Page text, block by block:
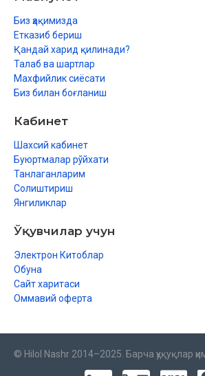
Биз ҳақимизда
Етказиб бериш
Қандай харид қилинади?
Талаб ва шартлар
Махфийлик сиёсати
Биз билан боғланиш
Кабинет
Шахсий кабинет
Буюртмалар рўйхати
Танлаганларим
Солиштириш
Янгиликлар
Ўқувчилар учун
Электрон Китоблар
Обуна
Сайт харитаси
Оммавий оферта
© Hilol Nashr 2014–2025. Барча ҳуқуқлар